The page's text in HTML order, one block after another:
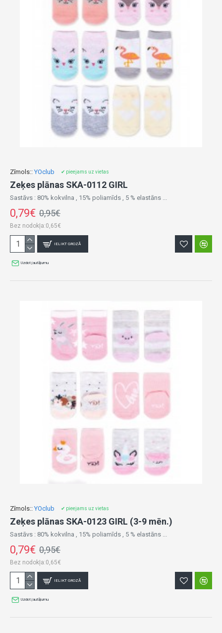
Zīmols:: YOclub ✔ pieejams uz vietas
Zeķes plānas SKA-0112 GIRL
Sastāvs : 80% kokvilna , 15% poliamīds , 5 % elastāns ...
0,79€ 0,95€
Bez nodokļa:0,65€
IELIKT GROZĀ
Uzdot jautājumu
Zīmols:: YOclub ✔ pieejams uz vietas
Zeķes plānas SKA-0123 GIRL (3-9 mēn.)
Sastāvs : 80% kokvilna , 15% poliamīds , 5 % elastāns ...
0,79€ 0,95€
Bez nodokļa:0,65€
IELIKT GROZĀ
Uzdot jautājumu